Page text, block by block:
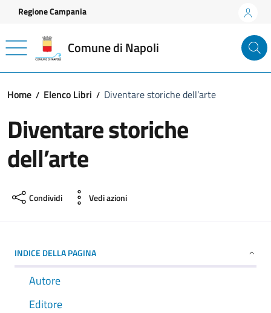
Vai ai contenuti
Vai al footer
Regione Campania
Comune di Napoli
Home Elenco Libri Diventare storiche dell’arte
Diventare storiche
dell’arte
Condividi Vedi azioni
INDICE DELLA PAGINA
Autore
Editore